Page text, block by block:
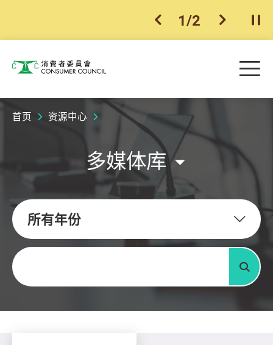
上一个
2/2 下一个开
消费者委员会 目
首页 资源中心
多媒体库
所有年份
关键字
搜寻